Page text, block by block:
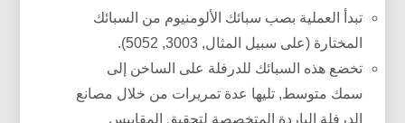
تبدأ العملية بصب سبائك الألومنيوم من السبائك
المختارة (على سبيل المثال, 3003, 5052).
تخضع هذه السبائك للدرفلة على الساخن إلى
سمك متوسط, تليها عدة تمريرات من خلال مصانع
الدرفلة الباردة المتخصصة لتحقيق المقاييس